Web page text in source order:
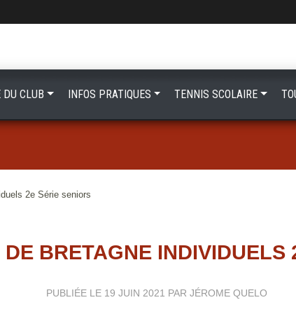
2e Série seniors
BRETAGNE INDIVIDUELS
PUBLIÉE LE 19 JUIN 2021 PAR JÉROME QUELO
DU CLUB INFOS PRATIQUES TENNIS SCOLAIRE